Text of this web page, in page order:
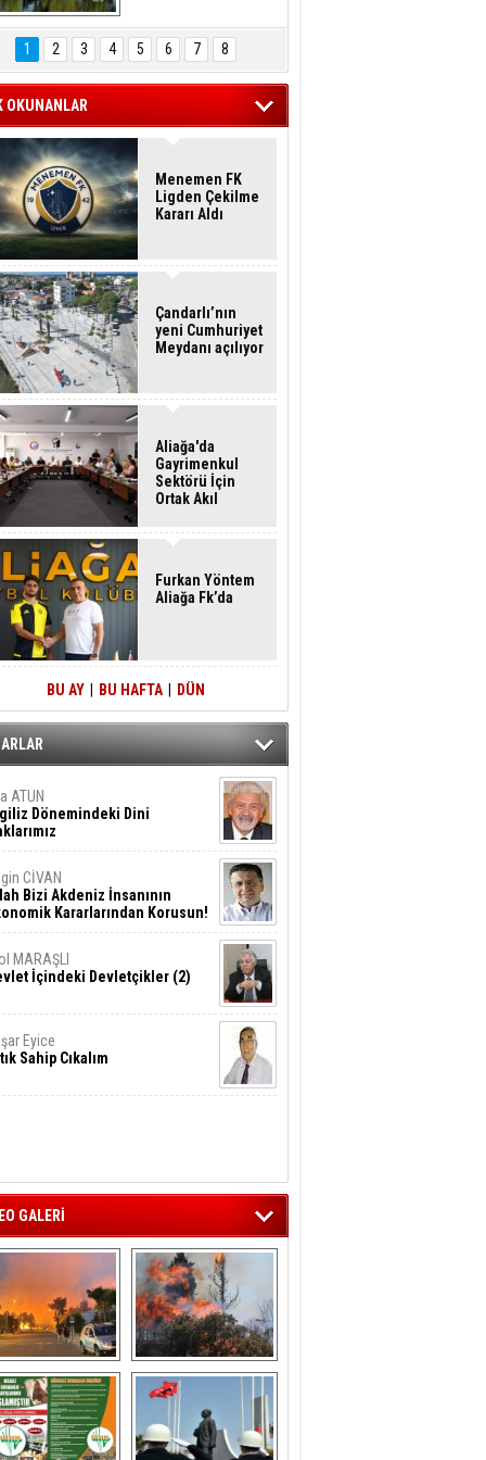
Hasan Eser'in
Objektifinden
1 2 3 4 5 6 7 8
OKUNANLAR
Menemen FK
Ligden Çekilme
Kararı Aldı
Çandarlı’nın
yeni Cumhuriyet
Meydanı açılıyor
Aliağa'da
Gayrimenkul
Sektörü İçin
Ortak Akıl
Furkan Yöntem
Aliağa Fk’da
BU AY BU HAFTA DÜN
ATUN
Dönemindeki Dini
CİVAN
Bizi Akdeniz İnsanının
Kararlarından Korusun!
MARAŞLI
İçindeki Devletçikler (2)
Eyice
Sahip Cıkalım
GALERİ
‘da  otluk
alanda çıkan
yangın evlere
sıçramadan
söndürüldü
Aliağa'nın Ciğerleri